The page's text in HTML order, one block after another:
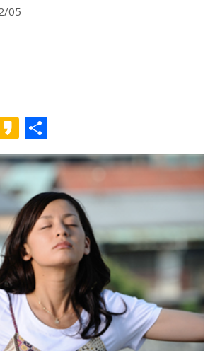
05
K
a
k
a
o
有